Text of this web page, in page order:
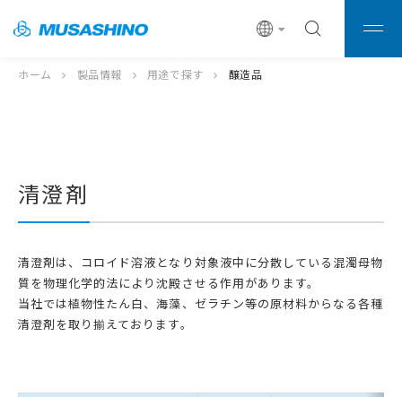
ホーム 製品情報 用途で探す 醸造品
清澄剤
清澄剤は、コロイド溶液となり対象液中に分散している混濁母物
質を物理化学的法により沈殿させる作用があります。
当社では植物性たん白、海藻、ゼラチン等の原材料からなる各種
清澄剤を取り揃えております。